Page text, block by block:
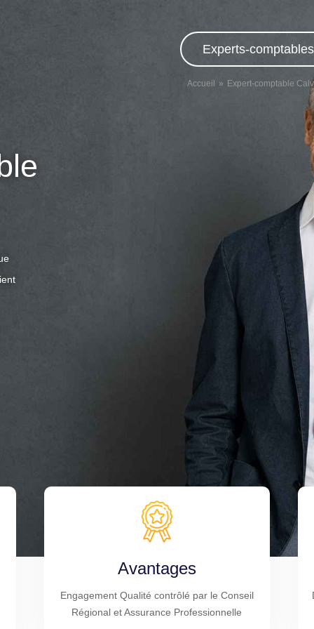
Experts-
Accueil Expert-comptable
Avantages
Engagement Qualité contrôlé par le Conseil
Régional et Assurance Professionnelle